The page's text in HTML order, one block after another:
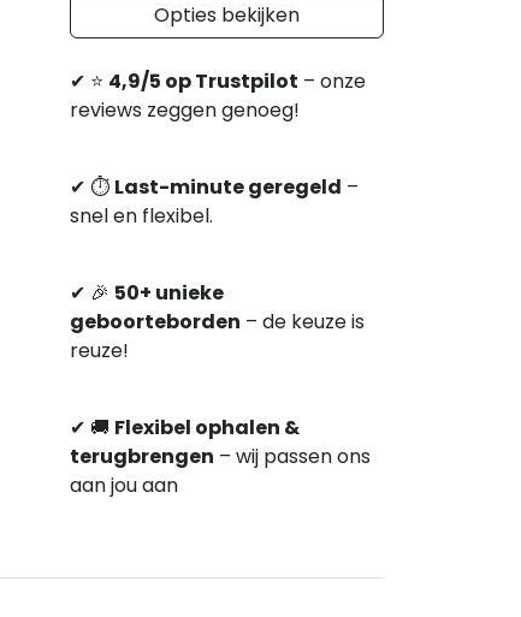
Opties bekijken
✔ ⭐ 4,9/5 op Trustpilot – onze
reviews zeggen genoeg!
✔ ⏱ Last-minute geregeld –
snel en flexibel.
✔ 🎉 50+ unieke
geboorteborden – de keuze is
reuze!
✔ 🚚 Flexibel ophalen &
terugbrengen – wij passen ons
aan jou aan